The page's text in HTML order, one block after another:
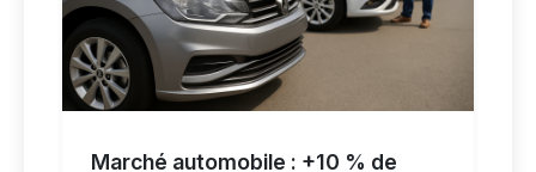
Marché automobile : +10 % de